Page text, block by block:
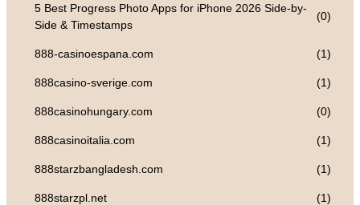
5 Best Progress Photo Apps for iPhone 2026 Side-by-
Side & Timestamps
(0)
888-casinoespana.com (1)
888casino-sverige.com (1)
888casinohungary.com (0)
888casinoitalia.com (1)
888starzbangladesh.com (1)
888starzpl.net (1)